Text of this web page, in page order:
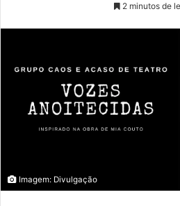
2 minutos de
Imagem: Divulgação